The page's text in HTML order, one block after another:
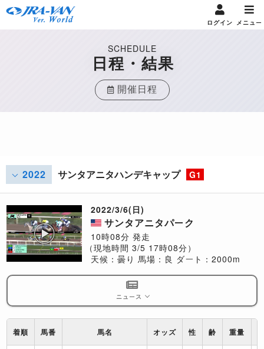
ログイン メニュー
SCHEDULE
日程・結果
開催日程
2022 サンタアニタハンデキャップ G1
2022/3/6(日)
サンタアニタパーク
10時08分 発走
（現地時間 3/5 17時08分）
天候：曇り 馬場：良 ダート：2000m
ニュース
着順 馬番 馬名 オッズ 性 齢 重量